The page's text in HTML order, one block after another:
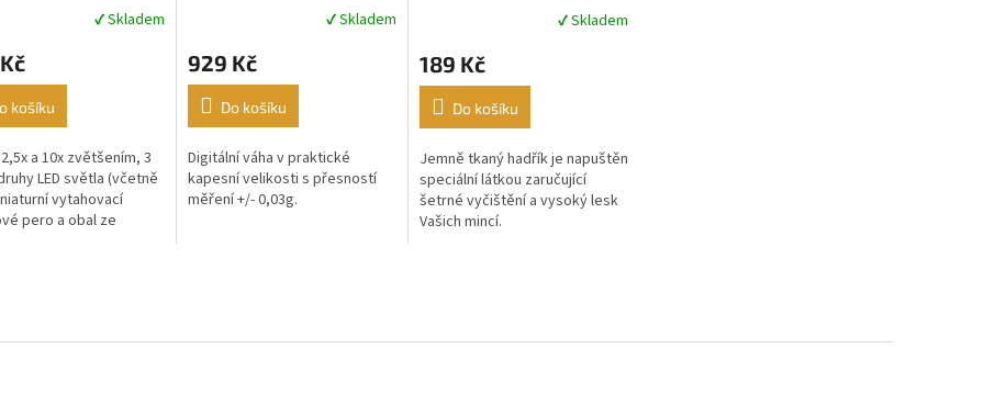
✔ Skladem
košíku
a 10x zvětšením, 3
LED světla (včetně
vytahovací
pero a obal ze
produktu
je
5,0
z
5
hvězdiček.
✔ Skladem
929 Kč
Do košíku
Digitální váha v praktické
kapesní velikosti s přesností
měření +/- 0,03g.
produktu
je
4,6
z
5
hvězdiček.
✔ Skladem
189 Kč
Do košíku
Jemně tkaný hadřík je napuštěn
speciální látkou zaručující
šetrné vyčištění a vysoký lesk
Vašich mincí.